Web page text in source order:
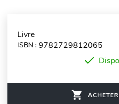
Livre
ISBN : 9782729812065